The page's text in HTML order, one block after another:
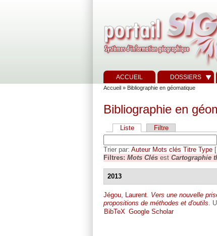
ACCUEIL DOSSIERS
Accueil » Bibliographie en géomatique
Bibliographie en
Liste Filtre
Trier par: Auteur Mots clés Titre Type [
Filtres: Mots Clés est Cartographie
2013
Jégou, Laurent Vers une nouvelle
propositions de méthodes et d'outils .
BibTeX Google Scholar